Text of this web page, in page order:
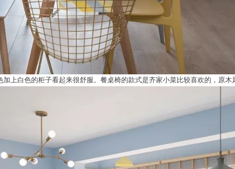
上白色的柜子看起来很舒服。餐桌椅的款式是齐家小菜比较喜欢的，原